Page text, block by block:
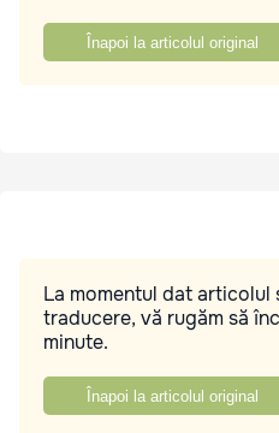
Înapoi la articolul original
La momentul dat articolul
traducere, vă rugăm să
minute.
Înapoi la articolul original